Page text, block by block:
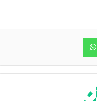
WhatsApp